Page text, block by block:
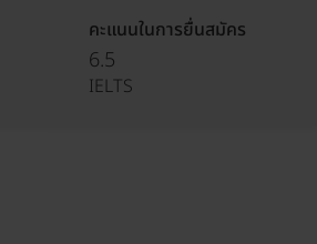
คะแนนในการยื่นสมัคร
6.5
IELTS